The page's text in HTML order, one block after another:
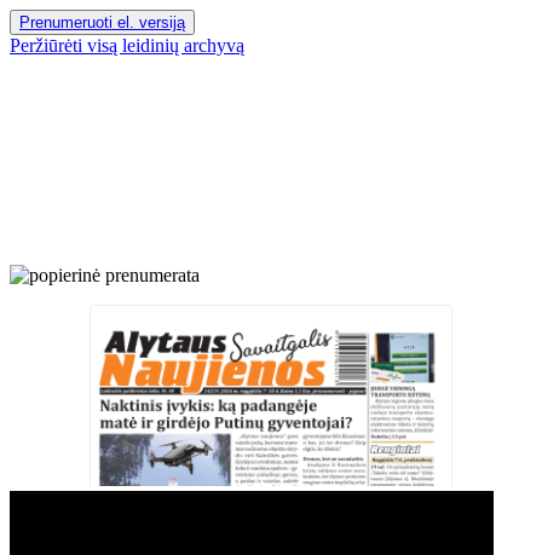
Prenumeruoti el. versiją
Peržiūrėti visą leidinių archyvą